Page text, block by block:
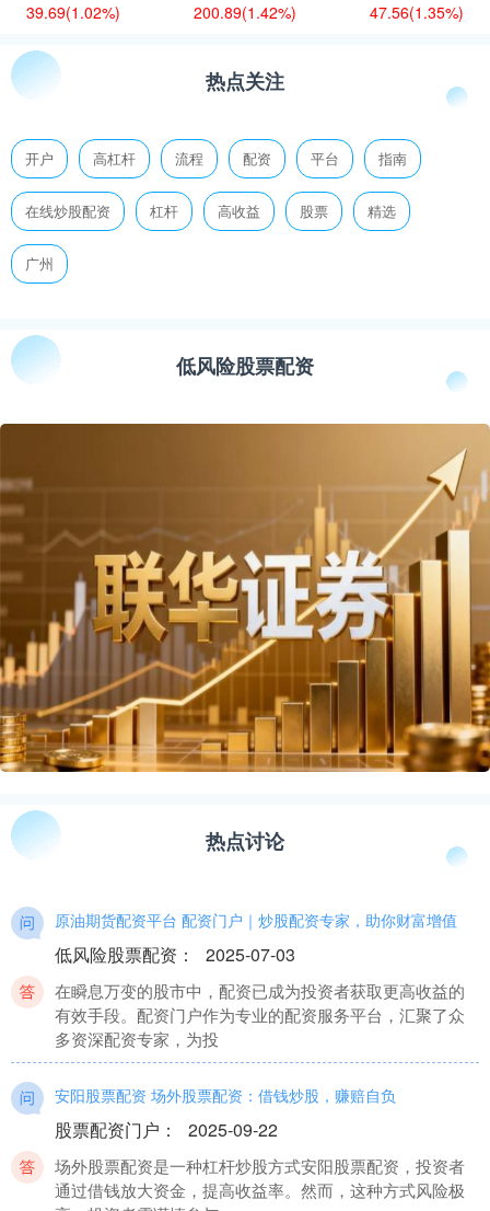
39.69(1.02%) 200.89(1.42%) 47.56(1.35%)
热点关注
开户 高杠杆 流程 配资 平台 指南
在线炒股配资 杠杆 高收益 股票 精选
广州
低风险股票配资
热点讨论
原油期货配资平台 配资门户｜炒股配资专家，助你财富增值
低风险股票配资 ： 2025-07-03
在瞬息万变的股市中，配资已成为投资者获取更高收益的
有效手段。配资门户作为专业的配资服务平台，汇聚了众
多资深配资专家，为投
安阳股票配资 场外股票配资：借钱炒股，赚赔自负
股票配资门户 ： 2025-09-22
场外股票配资是一种杠杆炒股方式安阳股票配资，投资者
通过借钱放大资金，提高收益率。然而，这种方式风险极